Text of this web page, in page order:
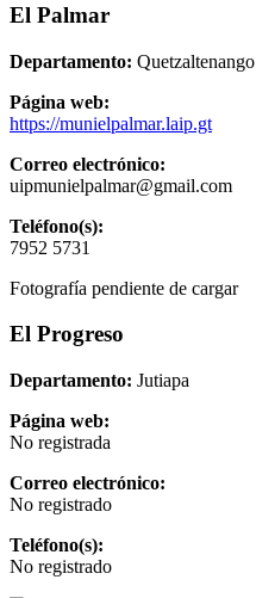
El Palmar
Departamento: Quetzaltenango
Página web:
https://munielpalmar.laip.gt
Correo electrónico:
uipmunielpalmar@gmail.com
Teléfono(s):
7952 5731
Fotografía pendiente de cargar
El Progreso
Departamento: Jutiapa
Página web:
No registrada
Correo electrónico:
No registrado
Teléfono(s):
No registrado